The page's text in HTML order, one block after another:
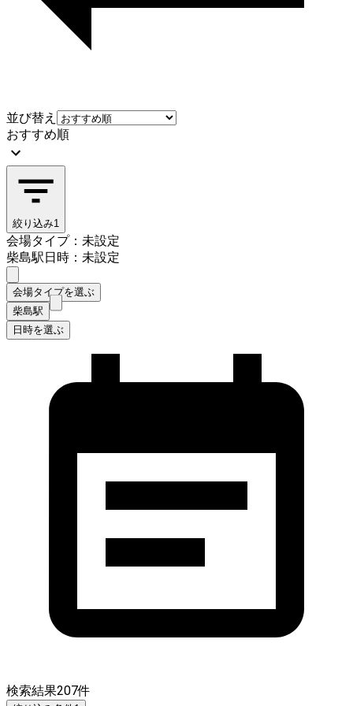
並び替え
おすすめ順
絞り込み1
会場タイプ：未設定
柴島駅日時：未設定
会場タイプを選ぶ
柴島駅
日時を選ぶ
検索結果207件